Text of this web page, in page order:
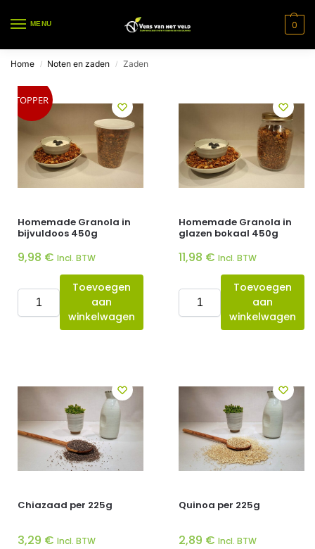
MENU 0
Home / Noten en zaden / Zaden
TOPPER
Homemade Granola in
bijvuldoos 450g
9,98 € Incl. BTW
Toevoegen
aan
winkelwagen
Homemade Granola in
glazen bokaal 450g
11,98 € Incl. BTW
Toevoegen
aan
winkelwagen
Chiazaad per 225g
3,29 € Incl. BTW
Quinoa per 225g
2,89 € Incl. BTW